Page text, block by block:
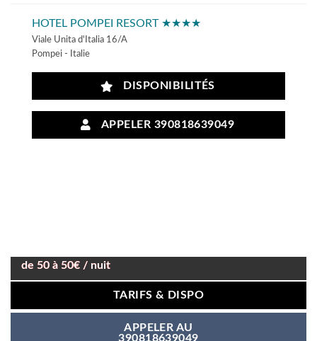
HOTEL POMPEI RESORT ★★★★
Viale Unita d'Italia 16/A
Pompei - Italie
DISPONIBILITÉS
APPELER 390818639049
de 50 à 50€ / nuit
TARIFS & DISPO
APPELER AU
390818639049